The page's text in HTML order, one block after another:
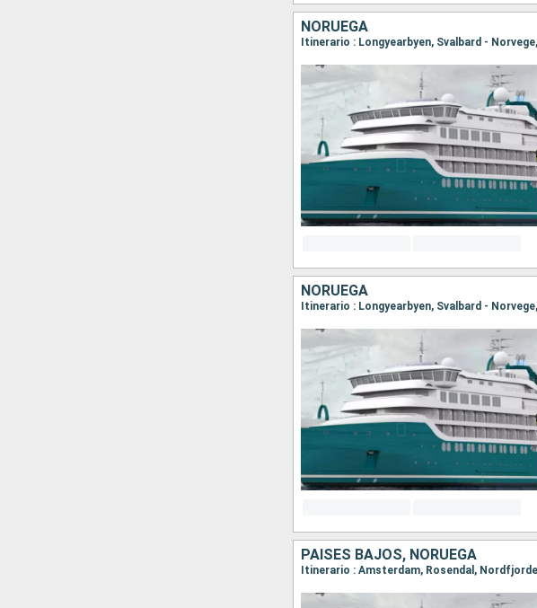
NORUEGA
Itinerario : Longyearbyen, Svalbard -
NORUEGA
Itinerario : Longyearbyen, Svalbard -
PAISES BAJOS, NORUEGA
Itinerario : Amsterdam, Rosendal,